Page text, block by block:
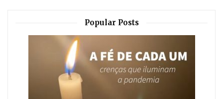
Popular Posts